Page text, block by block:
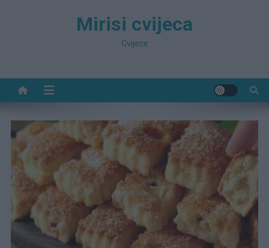
Mirisi cvijeca
Cvijece